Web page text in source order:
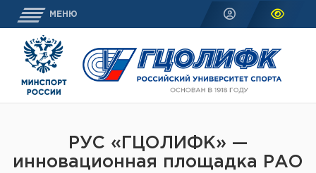
МЕНЮ
РУС «ГЦОЛИФК» —
инновационная площадка РАО